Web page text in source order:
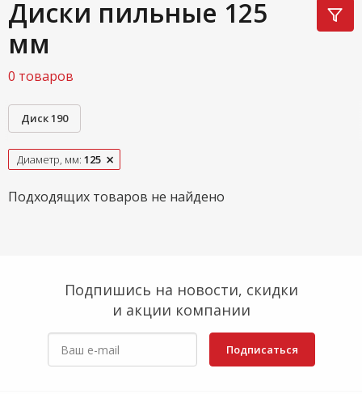
Диски пильные 125
мм
0 товаров
Диск 190
Диаметр, мм: 125
Подходящих товаров не найдено
Подпишись на новости, скидки
и акции компании
Подписаться